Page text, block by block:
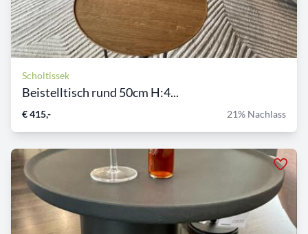
Scholtissek
Beistelltisch rund 50cm H:4...
€ 415,- 21% Nachlass